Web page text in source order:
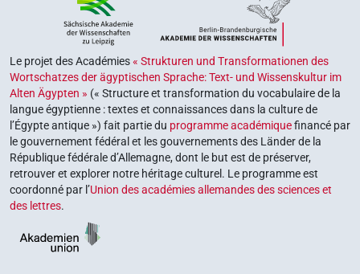
Le projet des Académies« Strukturen und Transformationen des
Wortschatzes der ägyptischen Sprache: Text- und Wissenskultur im
Alten Ägypten » (« Structure et transformation du vocabulaire de la
langue égyptienne : textes et connaissances dans la culture de
l’Égypte antique ») fait partie du programme académiquefinancé par
le gouvernement fédéral et les gouvernements des Länder de la
République fédérale d’Allemagne, dont le but est de préserver,
retrouver et explorer notre héritage culturel. Le programme est
coordonné par l’Union des académies allemandes des sciences et
des lettres.